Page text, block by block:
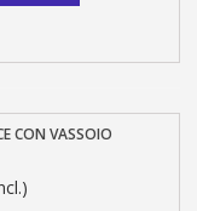
CON VASSOIO